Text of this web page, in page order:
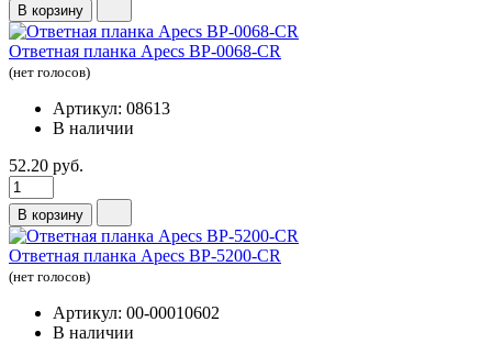
В корзину
Ответная планка Apecs BP-0068-CR
(нет голосов)
Артикул: 08613
В наличии
52.20 руб.
В корзину
Ответная планка Apecs ВР-5200-CR
(нет голосов)
Артикул: 00-00010602
В наличии